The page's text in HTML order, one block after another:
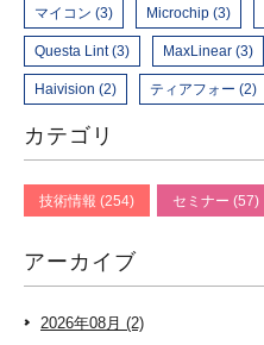
マイコン (3) Microchip (3)
Questa Lint (3) MaxLinear (3)
Haivision (2) ティアフォー (2)
カテゴリ
技術情報 (254) セミナー (57)
アーカイブ
2026年08月 (2)